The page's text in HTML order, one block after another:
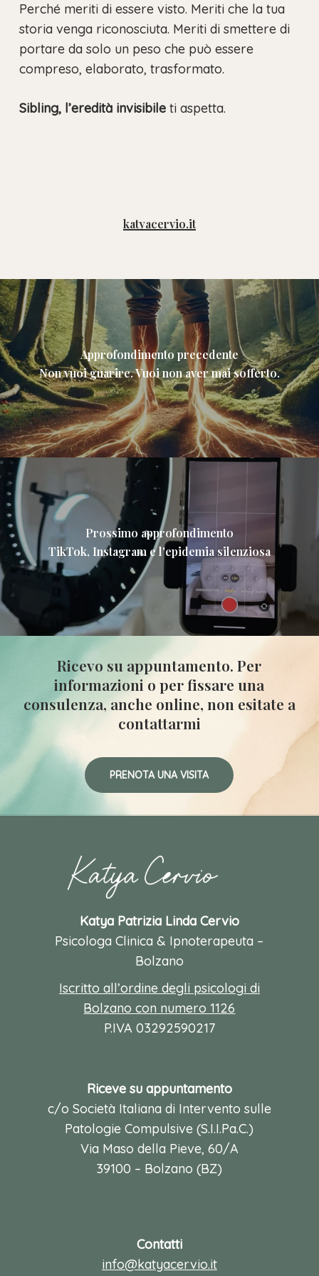
Perché meriti di essere visto. Meriti che la tua
storia venga riconosciuta. Meriti di smettere di
portare da solo un peso che può essere
compreso, elaborato, trasformato.
Sibling, l’eredità invisibileti aspetta.
katyacervio.it
Approfondimento precedente
Non vuoi guarire. Vuoi non aver mai sofferto.
Prossimo approfondimento
TikTok, Instagram e l'epidemia silenziosa
Ricevo su appuntamento. Per
informazioni o perfissare una
consulenza, anche online, non esitate a
contattarmi
PRENOTA UNA VISITA
Katya Patrizia Linda Cervio
Psicologa Clinica & Ipnoterapeuta –
Bolzano
Iscritto all’ordine degli psicologi di
Bolzano con numero 1126
P.IVA 03292590217
Riceve su appuntamento
c/o Società Italiana di Intervento sulle
Patologie Compulsive (S.I.I.Pa.C.)
Via Maso della Pieve, 60/A
39100 – Bolzano (BZ)
Contatti
info@katyacervio.it